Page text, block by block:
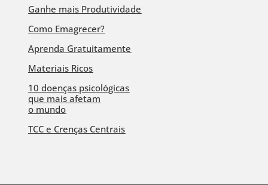
Ganhe mais Produtividade
Como Emagrecer?
Aprenda Gratuitamente
Materiais Ricos
10 doenças psicológicas
que mais afetam
o mundo
TCC e Crenças Centrais